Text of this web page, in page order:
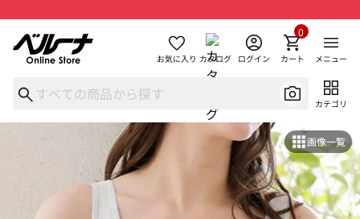
お気に入り カタログ ログイン カート
0
メニュー
カテゴリ
画像一覧